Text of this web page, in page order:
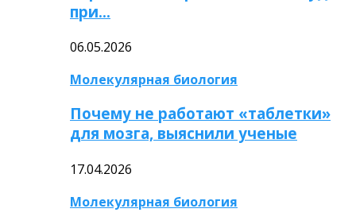
при…
06.05.2026
Молекулярная биология
Почему не работают «таблетки»
для мозга, выяснили ученые
17.04.2026
Молекулярная биология